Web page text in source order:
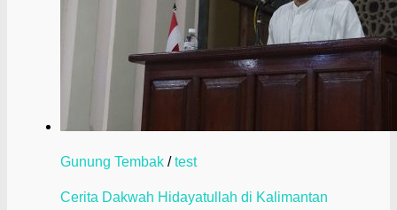
Gunung Tembak /test
Cerita Dakwah Hidayatullah di Kalimantan